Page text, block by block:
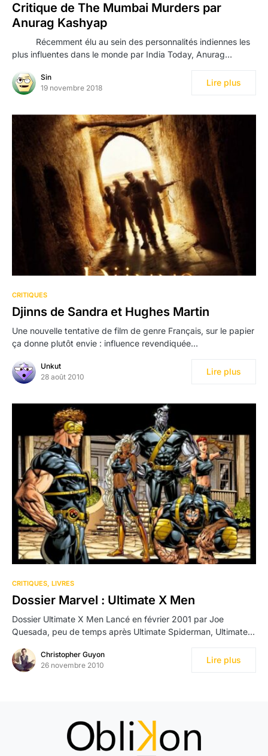
Critique de The Mumbai Murders par
Anurag Kashyap
Récemment élu au sein des personnalités indiennes les
plus influentes dans le monde par India Today, Anurag…
Sin
19 novembre 2018
Lire plus
CRITIQUES
Djinns de Sandra et Hughes Martin
Une nouvelle tentative de film de genre Français, sur le papier
ça donne plutôt envie : influence revendiquée…
Unkut
28 août 2010
Lire plus
CRITIQUES LIVRES
Dossier Marvel : Ultimate X Men
Dossier Ultimate X Men Lancé en février 2001 par Joe
Quesada, peu de temps après Ultimate Spiderman, Ultimate…
Christopher Guyon
26 novembre 2010
Lire plus